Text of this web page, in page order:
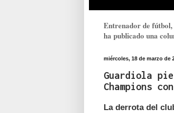
Entrenador de
ha publicado una
miércoles, 18 de marzo de
Guardiola
Champions
La derrota del